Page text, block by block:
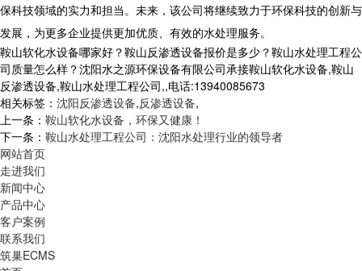
保科技领域的实力和担当。未来，该公司将继续致力于环保科技的创新与
发展，为更多企业提供更加优质、有效的水处理服务。
鞍山软化水设备哪家好？鞍山反渗透设备报价是多少？鞍山水处理工程公
司质量怎么样？沈阳水之源环保设备有限公司承接鞍山软化水设备,鞍山
反渗透设备,鞍山水处理工程公司,,电话:13940085673
相关标签： 沈阳反渗透设备,反渗透设备,
上一条： 鞍山软化水设备，环保又健康！
下一条： 鞍山水处理工程公司：沈阳水处理行业的领导者
网站首页
走进我们
新闻中心
产品中心
客户案例
联系我们
筑巢ECMS